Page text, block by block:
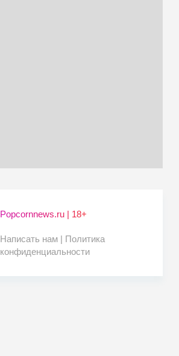
Popcornnews.ru | 18+
Написать нам | Политика
конфиденциальности